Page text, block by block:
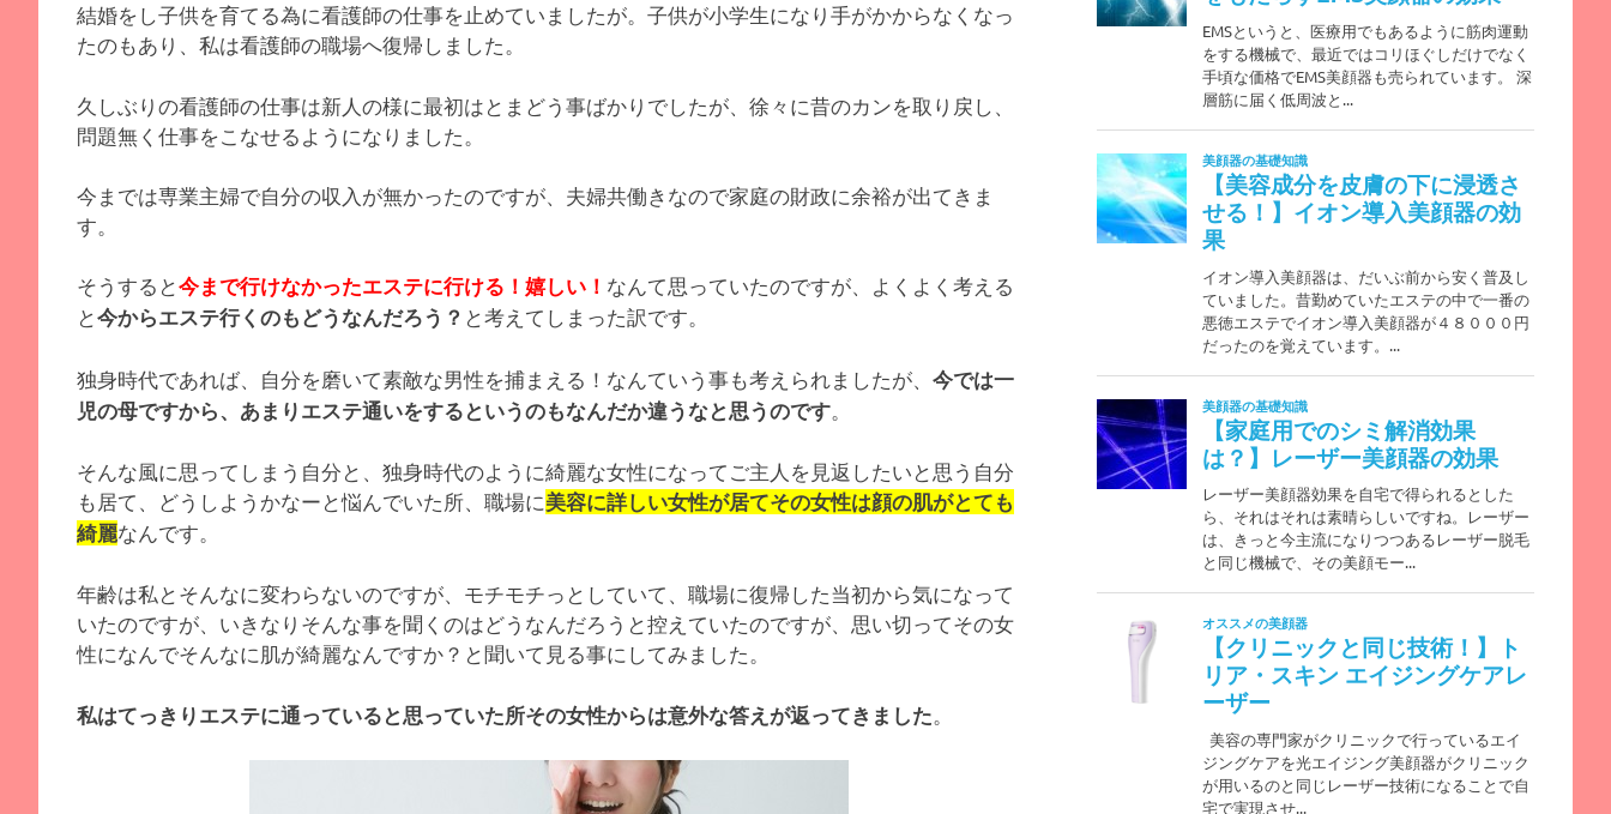
結婚をし子供を育てる為に看護師の仕事を止めていましたが。子供が小学生になり手がかからなくなっ
たのもあり、私は看護師の職場へ復帰しました。
久しぶりの看護師の仕事は新人の様に最初はとまどう事ばかりでしたが、徐々に昔のカンを取り戻し、
問題無く仕事をこなせるようになりました。
今までは専業主婦で自分の収入が無かったのですが、夫婦共働きなので家庭の財政に余裕が出てきま
す。
そうすると今まで行けなかったエステに行ける！嬉しい！ なんて思っていたのですが、よくよく考える
と今からエステ行くのもどうなんだろう？ と考えてしまった訳です。
独身時代であれば、自分を磨いて素敵な男性を捕まえる！なんていう事も考えられましたが、 今では一
児の母ですから、あまりエステ通いをするというのもなんだか違うなと思うのです
そんな風に思ってしまう自分と、独身時代のように綺麗な女性になってご主人を見返したいと思う自分
も居て、どうしようかなーと悩んでいた所、職場に美容に詳しい女性が居てその女性は顔の肌がとても
綺麗なんです。
年齢は私とそんなに変わらないのですが、モチモチっとしていて、職場に復帰した当初から気になって
いたのですが、いきなりそんな事を聞くのはどうなんだろうと控えていたのですが、思い切ってその女
性になんでそんなに肌が綺麗なんですか？と聞いて見る事にしてみました。
私はてっきりエステに通っていると思っていた所その女性からは意外な答えが返ってきました